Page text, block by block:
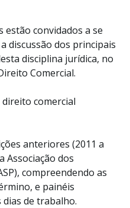
estão convidados a se
discussão dos principais
disciplina jurídica, no
Comercial.
direito comercial
anteriores (2011 a
Associação dos
compreendendo as
e painéis
de trabalho.